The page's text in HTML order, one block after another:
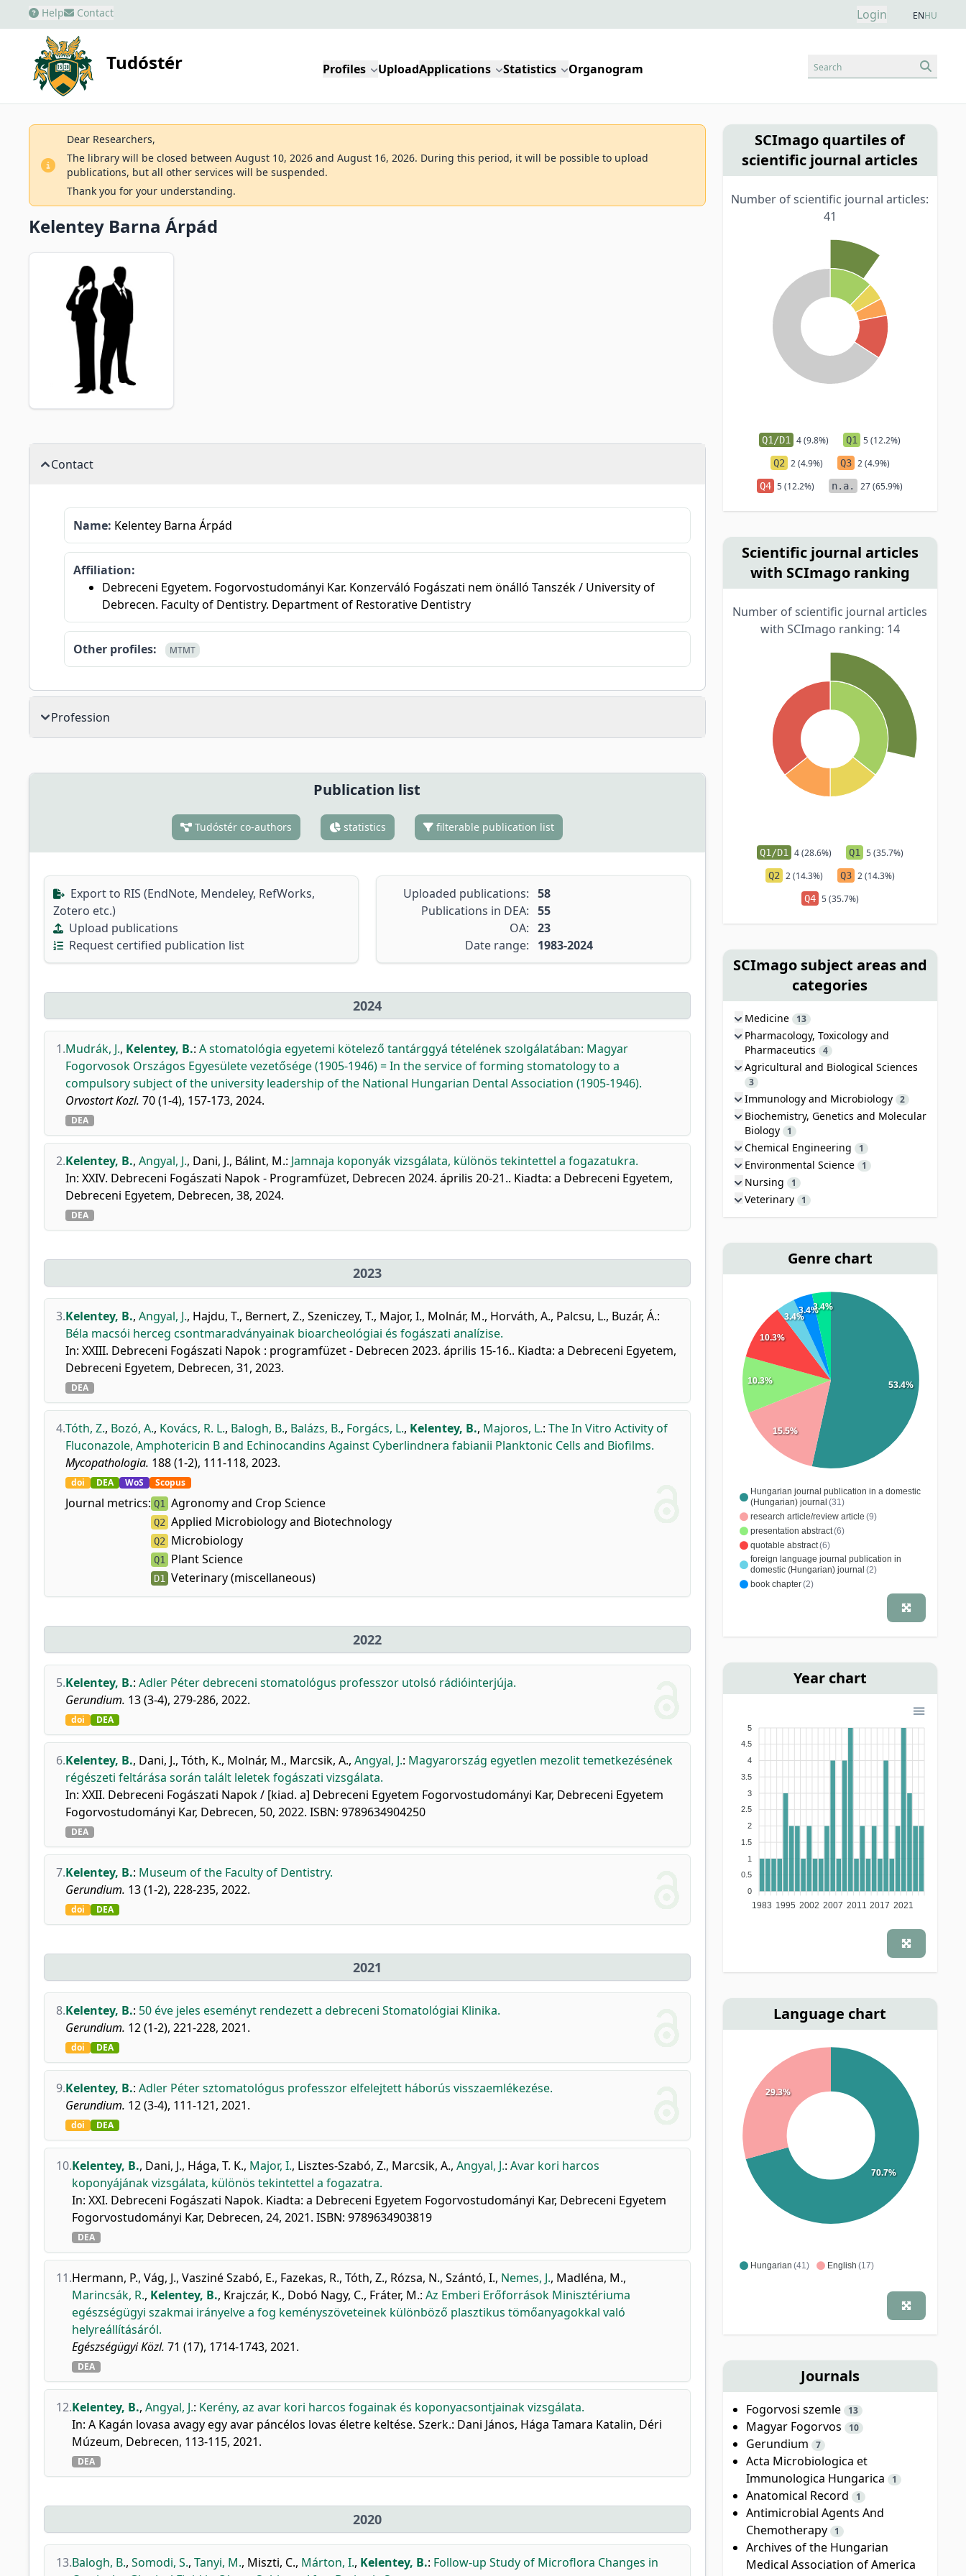
Help Contact Login ENHU
Tudóstér Profiles UploadApplications Statistics Organogram Search
Dear Researchers,
The library will be closed between August 10, 2026 and August 16, 2026. During this period, it will be possible to upload
publications, but all other services will be suspended.
Thank you for your understanding.
Kelentey Barna Árpád
Contact
Name: Kelentey Barna Árpád
Affiliation:
Debreceni Egyetem. Fogorvostudományi Kar. Konzerváló Fogászati nem önálló Tanszék / University of
Debrecen. Faculty of Dentistry. Department of Restorative Dentistry
Other profiles: MTMT
Profession
Publication list
Tudóstér co-authors statistics filterable publication list
Export to RIS (EndNote, Mendeley, RefWorks,
Zotero etc.)
Upload publications
Request certified publication list
Uploaded publications: 58
Publications in DEA: 55
OA: 23
Date range:
1983-2024
2024
1.Mudrák, J., Kelentey, B.: A stomatológia egyetemi kötelező tantárggyá tételének szolgálatában: Magyar
Fogorvosok Országos Egyesülete vezetősége (1905-1946) = In the service of forming stomatology to a
compulsory subject of the university leadership of the National Hungarian Dental Association (1905-1946).
Orvostort Kozl. 70 (1-4), 157-173, 2024.
DEA
2.Kelentey, B., Angyal, J., Dani, J., Bálint, M.: Jamnaja koponyák vizsgálata, különös tekintettel a fogazatukra.
In: XXIV. Debreceni Fogászati Napok - Programfüzet, Debrecen 2024. április 20-21.. Kiadta: a Debreceni Egyetem,
Debreceni Egyetem, Debrecen, 38, 2024.
DEA
2023
3.Kelentey, B., Angyal, J., Hajdu, T., Bernert, Z., Szeniczey, T., Major, I., Molnár, M., Horváth, A., Palcsu, L., Buzár, Á.:
Béla macsói herceg csontmaradványainak bioarcheológiai és fogászati analízise.
In: XXIII. Debreceni Fogászati Napok : programfüzet - Debrecen 2023. április 15-16.. Kiadta: a Debreceni Egyetem,
Debreceni Egyetem, Debrecen, 31, 2023.
DEA
4.Tóth, Z., Bozó, A., Kovács, R. L., Balogh, B., Balázs, B., Forgács, L., Kelentey, B., Majoros, L.: The In Vitro Activity of
Fluconazole, Amphotericin B and Echinocandins Against Cyberlindnera fabianii Planktonic Cells and Biofilms.
Mycopathologia. 188 (1-2), 111-118, 2023.
doi DEA WoS Scopus
Journal metrics: Q1 Agronomy and Crop Science
Q2 Applied Microbiology and Biotechnology
Q2 Microbiology
Q1 Plant Science
D1 Veterinary (miscellaneous)
2022
5.Kelentey, B.: Adler Péter debreceni stomatológus professzor utolsó rádióinterjúja.
Gerundium. 13 (3-4), 279-286, 2022.
doi DEA
6.Kelentey, B., Dani, J., Tóth, K., Molnár, M., Marcsik, A., Angyal, J.: Magyarország egyetlen mezolit temetkezésének
régészeti feltárása során talált leletek fogászati vizsgálata.
In: XXII. Debreceni Fogászati Napok / [kiad. a] Debreceni Egyetem Fogorvostudományi Kar, Debreceni Egyetem
Fogorvostudományi Kar, Debrecen, 50, 2022. ISBN: 9789634904250
DEA
7.Kelentey, B.: Museum of the Faculty of Dentistry.
Gerundium. 13 (1-2), 228-235, 2022.
doi DEA
2021
8.Kelentey, B.: 50 éve jeles eseményt rendezett a debreceni Stomatológiai Klinika.
Gerundium. 12 (1-2), 221-228, 2021.
doi DEA
9.Kelentey, B.: Adler Péter sztomatológus professzor elfelejtett háborús visszaemlékezése.
Gerundium. 12 (3-4), 111-121, 2021.
doi DEA
10.Kelentey, B., Dani, J., Hága, T. K., Major, I., Lisztes-Szabó, Z., Marcsik, A., Angyal, J.: Avar kori harcos
koponyájának vizsgálata, különös tekintettel a fogazatra.
In: XXI. Debreceni Fogászati Napok. Kiadta: a Debreceni Egyetem Fogorvostudományi Kar, Debreceni Egyetem
Fogorvostudományi Kar, Debrecen, 24, 2021. ISBN: 9789634903819
DEA
11.Hermann, P., Vág, J., Vasziné Szabó, E., Fazekas, R., Tóth, Z., Rózsa, N., Szántó, I., Nemes, J., Madléna, M.,
Marincsák, R., Kelentey, B., Krajczár, K., Dobó Nagy, C., Fráter, M.: Az Emberi Erőforrások Minisztériuma
egészségügyi szakmai irányelve a fog keményszöveteinek különböző plasztikus tömőanyagokkal való
helyreállításáról.
Egészségügyi Közl. 71 (17), 1714-1743, 2021.
DEA
12.Kelentey, B., Angyal, J.: Kerény, az avar kori harcos fogainak és koponyacsontjainak vizsgálata.
In: A Kagán lovasa avagy egy avar páncélos lovas életre keltése. Szerk.: Dani János, Hága Tamara Katalin, Déri
Múzeum, Debrecen, 113-115, 2021.
DEA
2020
13.Balogh, B., Somodi, S., Tanyi, M., Miszti, C., Márton, I., Kelentey, B.: Follow-up Study of Microflora Changes in
SCImago quartiles of
scientific journal articles
Number of scientific journal articles:
41
Q1/D1 4 (9.8%) Q1 5 (12.2%)
Q2 2 (4.9%) Q3 2 (4.9%)
Q4 5 (12.2%) n.a. 27 (65.9%)
Scientific journal articles
with SCImago ranking
Number of scientific journal articles
with SCImago ranking: 14
Q1/D1 4 (28.6%) Q1 5 (35.7%)
Q2 2 (14.3%) Q3 2 (14.3%)
Q4 5 (35.7%)
SCImago subject areas and
categories
Medicine 13
Pharmacology, Toxicology and
Pharmaceutics
4
Agricultural and Biological Sciences
3
Immunology and Microbiology 2
Biochemistry, Genetics and Molecular
Biology
1
Chemical Engineering 1
Environmental Science 1
Nursing 1
Veterinary 1
Genre chart
Hungarian journal publication in a domestic
(Hungarian) journal (31)
research article/review article (9)
presentation abstract(6)
quotable abstract(6)
foreign language journal publication in
domestic (Hungarian) journal (2)
book chapter(2)
53.4%
15.5%
10.3%
10.3%
3.4%
3.4%3.4%
Year chart
5
4.5
4
3.5
3
2.5
2
1.5
1
0.5
0
1983 1995 2002 2007 2011 2017 2021
Language chart
Hungarian (41) English (17)
70.7%
29.3%
Journals
Fogorvosi szemle 13
Magyar Fogorvos 10
Gerundium 7
Acta Microbiologica et
Immunologica Hungarica
1
Anatomical Record 1
Antimicrobial Agents And
Chemotherapy
1
Archives of the Hungarian
Medical Association of America